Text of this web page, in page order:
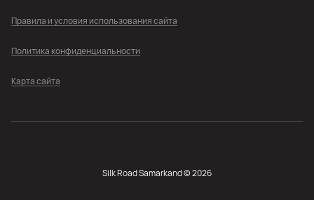
Правила и условия использования сайта
Политика конфиденциальности
Карта сайта
Silk Road Samarkand © 2026